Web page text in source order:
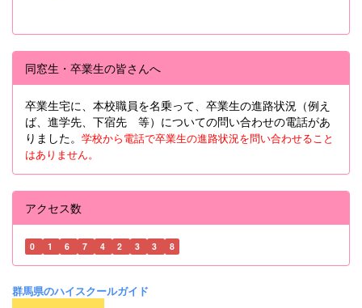
同窓生・卒業生の皆さんへ
卒業生宅に、本校職員を名乗って、卒業生の進路状況（例え
ば、進学先、下宿先 等）についての問い合わせの電話があ
りました。 学校から電話で卒業生の進路状況を問い合わせること
はありません。
アクセス数
0 1 6 7 4 2 3 3 8
群馬県のハイスクールガイド